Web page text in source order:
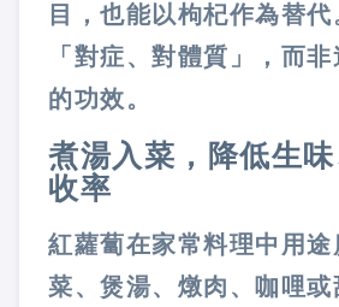
目，也能以枸杞作為替
「對症、對體質」，而
的功效。
煮湯入菜，降低生
收率
紅蘿蔔在家常料理中用
菜、煲湯、燉肉、咖哩或